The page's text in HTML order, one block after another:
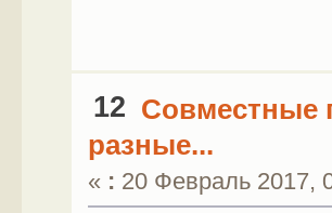
12 Совместные
разные...
« : 20 Февраль 2017,